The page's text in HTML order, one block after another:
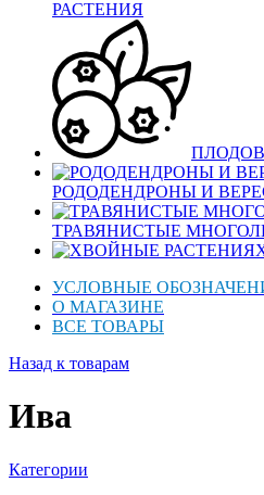
РАСТЕНИЯ
РОДОДЕНДРОНЫ И
ТРАВЯНИСТЫЕ
УСЛОВНЫЕ
О МАГАЗИНЕ
ВСЕ ТОВАРЫ
Назад к товарам
Ива
Категории